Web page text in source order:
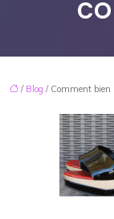
/ Blog / Comment bien